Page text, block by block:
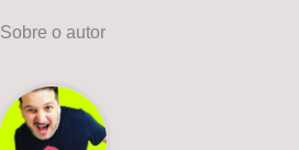
Sobre o autor